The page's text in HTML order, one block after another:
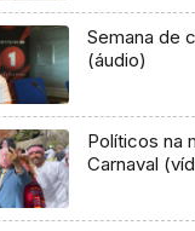
Semana de
(áudio)
Políticos na
Carnaval